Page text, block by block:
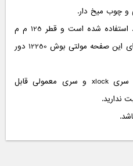
چوب میخ دار.
این صفحه بوش از تکنولوژی کاربید استفاده شده است و قطر 125 م م
می باشد. حداکثر دور تایین شده برای این صفحه مولتی بوش 12250 دور
این صفحه برش برای مینی های سری xlock و سری معمولی قابل
ندارید.